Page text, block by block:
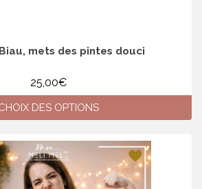
mets des pintes douci
25,00€
DES OPTIONS
produit
a
plusieurs
variations.